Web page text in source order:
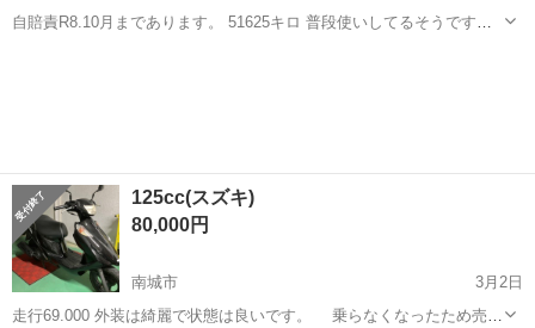
自賠責R8.10月まであります。 51625キロ 普段使いしてるそうです。
125cc(スズキ)
80,000円
南城市
3月2日
走行69.000 外装は綺麗で状態は良いです。 乗らなくなったため売り